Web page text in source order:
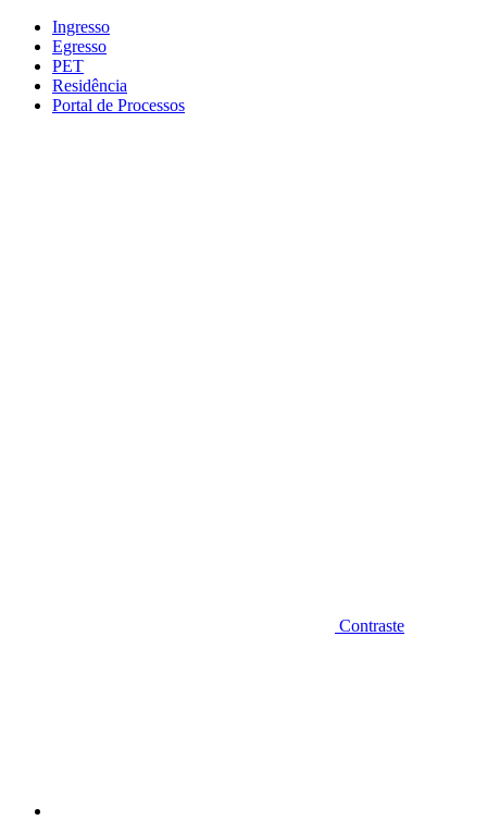
Conteúdo principal
Ingresso
Egresso
PET
Residência
Portal de Processos
Contraste